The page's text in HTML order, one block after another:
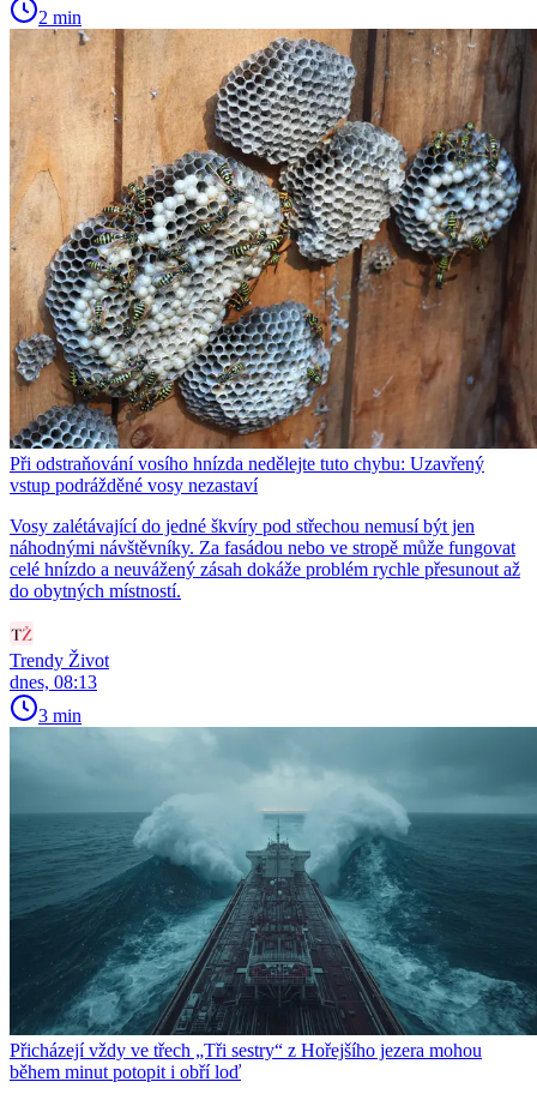
2 min
Při odstraňování vosího hnízda nedělejte tuto chybu: Uzavřený
vstup podrážděné vosy nezastaví
Vosy zalétávající do jedné škvíry pod střechou nemusí být jen
náhodnými návštěvníky. Za fasádou nebo ve stropě může fungovat
celé hnízdo a neuvážený zásah dokáže problém rychle přesunout až
do obytných místností.
Trendy Život
dnes, 08:13
3 min
Přicházejí vždy ve třech „Tři sestry“ z Hořejšího jezera mohou
během minut potopit i obří loď